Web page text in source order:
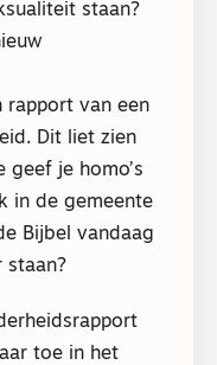
staan?
rapport van een
Dit liet zien
geef je homo’s
in de gemeente
Bijbel vandaag
staan?
toe in het